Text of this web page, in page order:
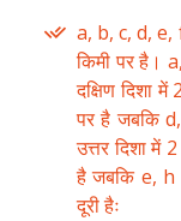
a, b, c, d, e,
किमी पर है।
दक्षिण दिशा
पर है जबकि
उत्तर दिशा
है जबकि e,
दूरी हैः